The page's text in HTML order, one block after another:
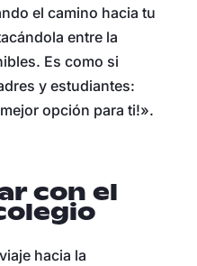
el camino hacia tu
entre la
Es como si
y estudiantes:
opción para ti!».
con el
hacia la